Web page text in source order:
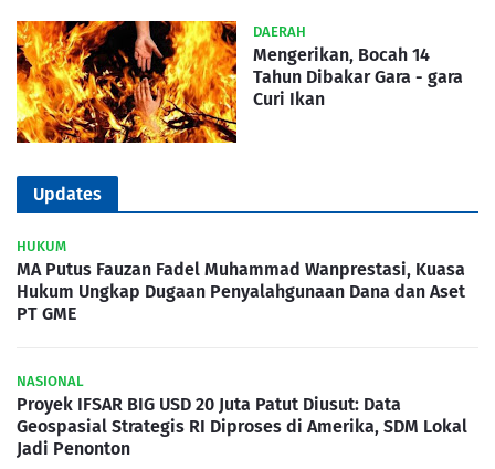
DAERAH
Mengerikan, Bocah 14
Tahun Dibakar Gara - gara
Curi Ikan
Updates
HUKUM
MA Putus Fauzan Fadel Muhammad Wanprestasi, Kuasa
Hukum Ungkap Dugaan Penyalahgunaan Dana dan Aset
PT GME
NASIONAL
Proyek IFSAR BIG USD 20 Juta Patut Diusut: Data
Geospasial Strategis RI Diproses di Amerika, SDM Lokal
Jadi Penonton